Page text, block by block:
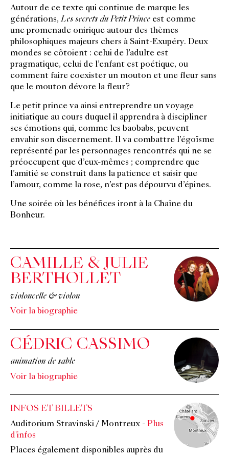
Autour de ce texte qui continue de marque les
générations, Les secrets du Petit Prince est comme
une promenade onirique autour des thèmes
philosophiques majeurs chers à Saint-Exupéry. Deux
mondes se côtoient : celui de l’adulte est
pragmatique, celui de l’enfant est poétique, ou
comment faire coexister un mouton et une fleur sans
que le mouton dévore la fleur?
Le petit prince va ainsi entreprendre un voyage
initiatique au cours duquel il apprendra à discipliner
ses émotions qui, comme les baobabs, peuvent
envahir son discernement. Il va combattre l’égoïsme
représenté par les personnages rencontrés qui ne se
préoccupent que d’eux-mêmes ; comprendre que
l’amitié se construit dans la patience et saisir que
l’amour, comme la rose, n’est pas dépourvu d’épines.
Une soirée où les bénéfices iront à la Chaîne du
Bonheur.
CAMILLE & JULIE
BERTHOLLET
violoncelle & violon
Voir la biographie
CÉDRIC CASSIMO
animation de sable
Voir la biographie
INFOS ET BILLETS
Auditorium Stravinski / Montreux - Plus
d'infos
Places également disponibles auprès du